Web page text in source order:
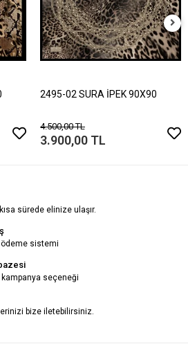
2495-02 SURA İPEK 90X90
4.500,00 TL
3.900,00 TL
sürede elinize ulaşır.
sistemi
seçeneği
bize iletebilirsiniz.